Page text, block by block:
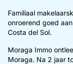
Familiaal
onroerend goed
Costa del Sol.
Moraga Immo
Moraga. Na 2 jaar